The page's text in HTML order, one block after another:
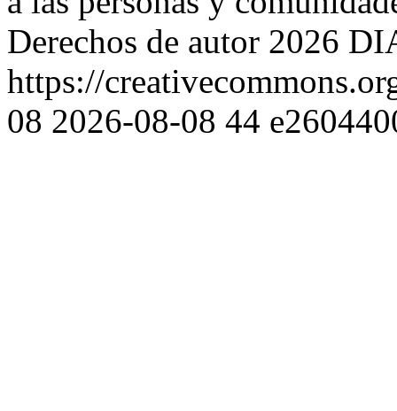
Derechos de autor 2026
https://
08 2026-08-08 44